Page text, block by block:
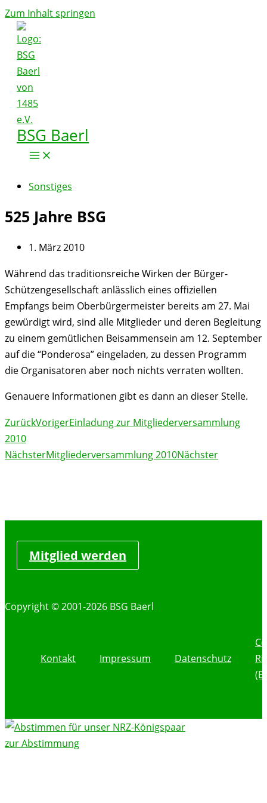
Zum Inhalt springen
BSG Baerl
Sonstiges
525 Jahre BSG
1. März 2010
Während das traditionsreiche Wirken der Bürger-
Schützengesellschaft anlässlich eines offiziellen
Empfangs beim Oberbürgermeister bereits am 27. Mai
gewürdigt wird, sind alle Mitglieder und deren Begleitung
zu einem gemütlichen Beisammensein am 12. September
auf die “Ponderosa” eingeladen, zu dessen Programm
die Organisatoren aber noch nichts verraten wollten.
Genauere Informationen gibt es dann an dieser Stelle.
ZurückVorigerEinladung zur Mitgliederversammlung
2010
NächsterMitgliederversammlung 2010Nächster
Mitglied werden
Copyright © 2001-2026 BSG Baerl
Kontakt Impressum Datenschutz
zur Abstimmung